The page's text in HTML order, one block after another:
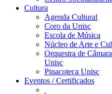
Cultura
Agenda Cultural
Coro da Unisc
Escola de Música
Núcleo de Arte e
Orquestra de
Unisc
Pinacoteca Unisc
Eventos / Certificados